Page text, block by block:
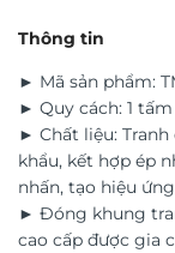
Thông tin
► Mã sản phẩm:
► Quy cách: 1
► Chất liệu:
khẩu, kết hợp ép
nhấn, tạo hiệu
► Đóng khung
cao cấp được gia